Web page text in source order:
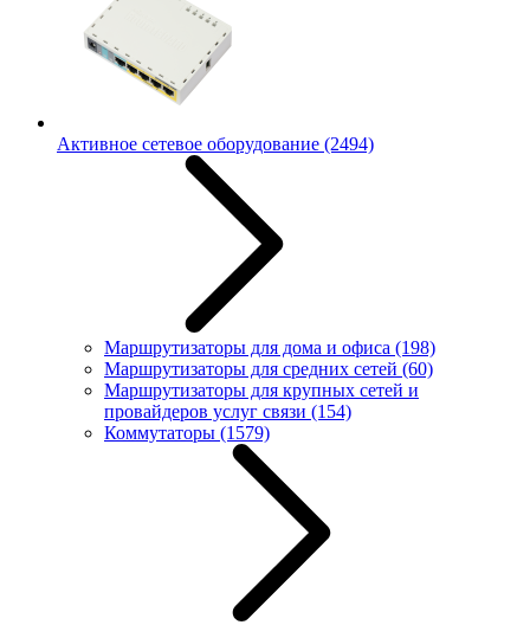
Активное сетевое оборудование (2494)
Маршрутизаторы для дома и офиса (198)
Маршрутизаторы для средних сетей (60)
Маршрутизаторы для крупных сетей и
провайдеров услуг связи (154)
Коммутаторы (1579)